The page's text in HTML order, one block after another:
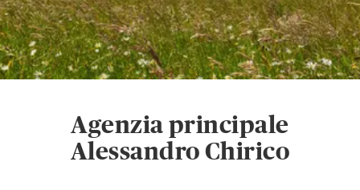
Agenzia principale
Alessandro Chirico